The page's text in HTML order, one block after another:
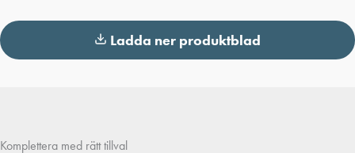
Ladda ner produktblad
Komplettera med rätt tillval